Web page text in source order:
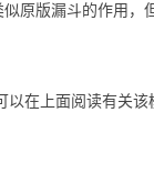
原版漏斗的作用，
在上面阅读有关该